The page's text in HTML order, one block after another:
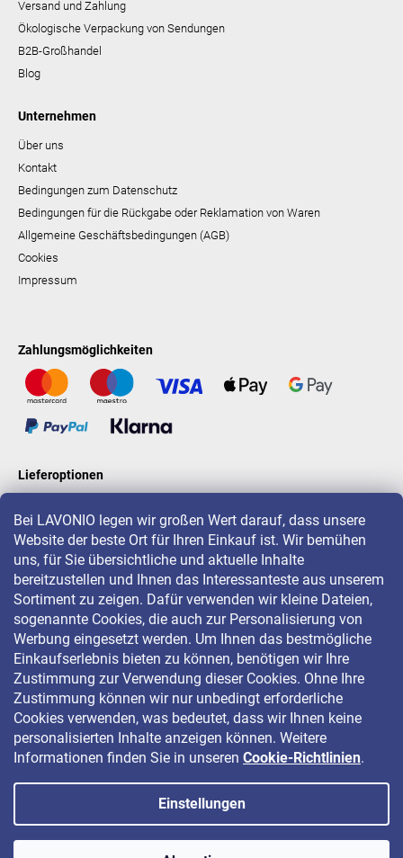
Bei LAVONIO legen wir großen Wert darauf, dass unsere
Website der beste Ort für Ihren Einkauf ist. Wir bemühen
uns, für Sie übersichtliche und aktuelle Inhalte
bereitzustellen und Ihnen das Interessanteste aus unserem
Sortiment zu zeigen. Dafür verwenden wir kleine Dateien,
sogenannte Cookies, die auch zur Personalisierung von
Werbung eingesetzt werden. Um Ihnen das bestmögliche
Einkaufserlebnis bieten zu können, benötigen wir Ihre
Zustimmung zur Verwendung dieser Cookies. Ohne Ihre
Zustimmung können wir nur unbedingt erforderliche
Cookies verwenden, was bedeutet, dass wir Ihnen keine
personalisierten Inhalte anzeigen können. Weitere
Informationen finden Sie in unseren Cookie-Richtlinien.
Einstellungen
Versand und Zahlung
Ökologische Verpackung von Sendungen
B2B-Großhandel
Blog
Unternehmen
Über uns
Kontakt
Bedingungen zum Datenschutz
Bedingungen für die Rückgabe oder Reklamation von Waren
Allgemeine Geschäftsbedingungen (AGB)
Cookies
Impressum
Zahlungsmöglichkeiten
Lieferoptionen
LAVONIO in der Welt
Für Aktionen, Gewinnspiele und Rabatte folgen Sie uns auf:
Copyright 2026 LAVONIO.de. Alle Rechte vorbehalten.